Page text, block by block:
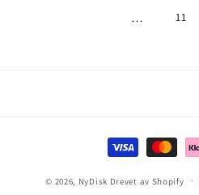
… 11
Betalingsmåter
© 2026, NyDisk Drevet av Shopify